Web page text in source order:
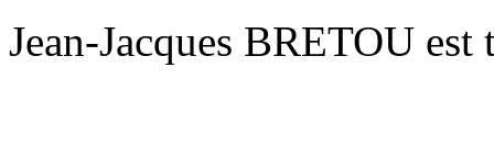
Jean-Jacques BRETOU est